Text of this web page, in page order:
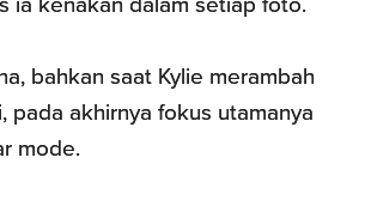
bahkan saat Kylie merambah
pada akhirnya fokus utamanya
mode.